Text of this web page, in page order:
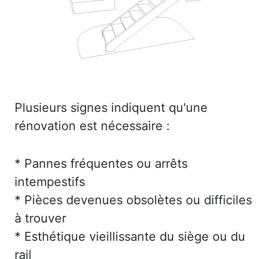
Plusieurs signes indiquent qu'une
rénovation est nécessaire :
* Pannes fréquentes ou arrêts
intempestifs
* Pièces devenues obsolètes ou difficiles
à trouver
* Esthétique vieillissante du siège ou du
rail